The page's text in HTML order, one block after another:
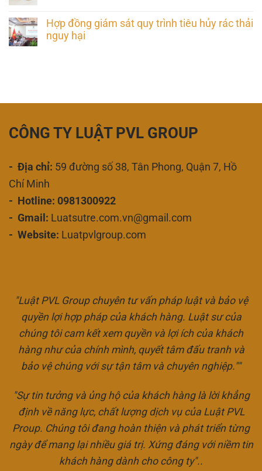
Hợp đồng giám sát quy trình tiêu hủy rác thải
nguy hại
CÔNG TY LUẬT PVL GROUP
- Địa chỉ: 59 đường số 38, Tân Phong, Quận 7, Hồ
Chí Minh
- Hotline: 0981300922
- Gmail: Luatsutre.com.vn@gmail.com
- Website: Luatpvlgroup.com
"Luật PVL Group chuyên tư vấn pháp luật và bảo vệ
quyền lợi hợp pháp của khách hàng. Luật sư của
chúng tôi cam kết xem quyền và lợi ích của khách
hàng như của chính mình, quyết tâm đấu tranh và
bảo vệ chúng với sự tận tâm và chuyên nghiệp.""
"Sự tin tưởng và ủng hộ của khách hàng là lời khẳng
định về năng lực, chất lượng dịch vụ của Luật PVL
Proup. Chúng tôi đang hoàn thiện và phát triển từng
ngày để mang lại nhiều giá trị. Xứng đáng với niềm tin
khách hàng dành cho công ty"..